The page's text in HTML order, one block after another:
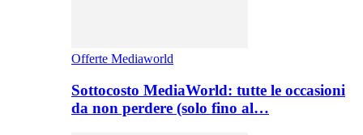
Offerte Mediaworld
Sottocosto MediaWorld: tutte le occasioni
da non perdere (solo fino al…